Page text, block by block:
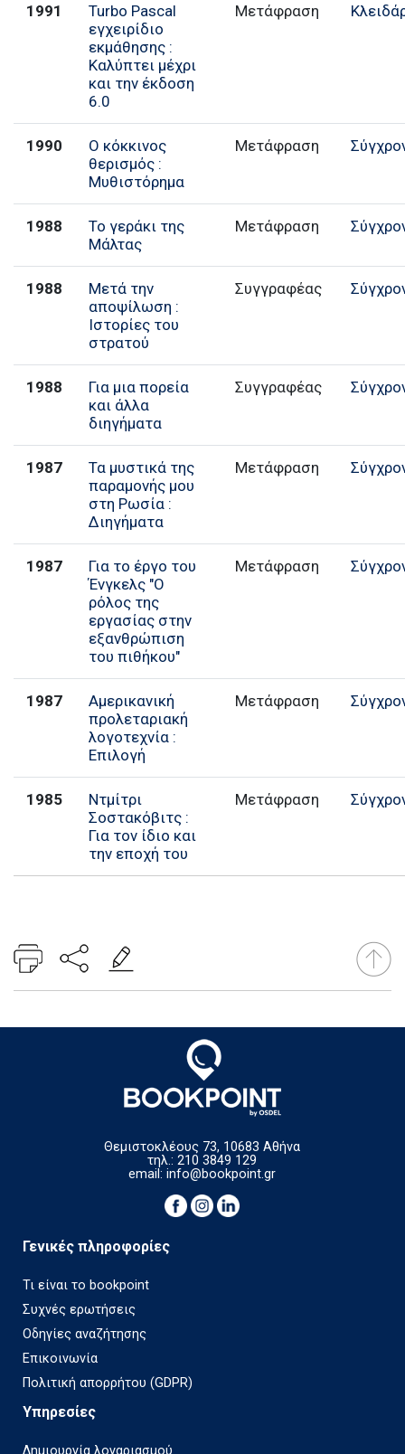
1991
Turbo Pascal
εγχειρίδιο
εκμάθησης :
Καλύπτει μέχρι
και την έκδοση
6.0
Μετάφραση
1990
Ο κόκκινος
θερισμός :
Μυθιστόρημα
Μετάφραση
1988
Το γεράκι της
Μάλτας
Μετάφραση
1988
Μετά την
αποψίλωση :
Ιστορίες του
στρατού
Συγγραφέας
1988
Για μια πορεία
και άλλα
διηγήματα
Συγγραφέας
1987
Τα μυστικά της
παραμονής μου
στη Ρωσία :
Διηγήματα
Μετάφραση
1987
Για το έργο του
Ένγκελς "Ο
ρόλος της
εργασίας στην
εξανθρώπιση
του πιθήκου"
Μετάφραση
1987
Αμερικανική
προλεταριακή
λογοτεχνία :
Επιλογή
Μετάφραση
1985
Ντμίτρι
Σοστακόβιτς :
Για τον ίδιο και
την εποχή του
Μετάφραση
Θεμιστοκλέους 73, 10683 Αθήνα
τηλ.: 210 3849 129
email:info@bookpoint.gr
Γενικές πληροφορίες
Τι είναι το bookpoint
Συχνές ερωτήσεις
Οδηγίες αναζήτησης
Επικοινωνία
Πολιτική απορρήτου (GDPR)
Υπηρεσίες
Δημιουργία λογαριασμού